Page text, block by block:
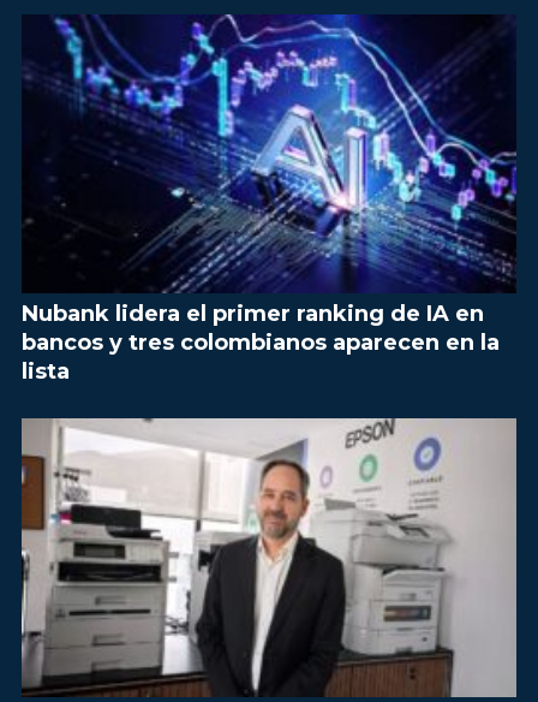
Nubank lidera el primer ranking de IA en
bancos y tres colombianos aparecen en la
lista